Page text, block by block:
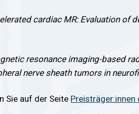
cardiac MR: Evaluation of
resonance imaging-based
nerve sheath tumors in
Sie auf der Seite